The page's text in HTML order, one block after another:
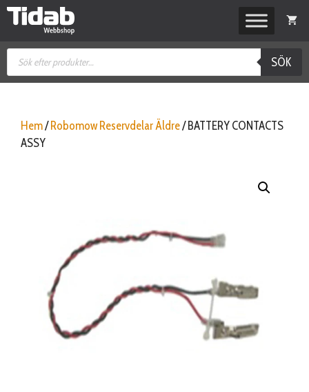
Hoppa
Produktsökning
SÖK
Hem/ Robomow Reservdelar Äldre/ BATTERY CONTACTS
ASSY